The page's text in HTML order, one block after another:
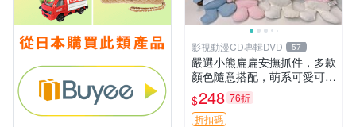
影視動漫CD專輯DVD 57
嚴選小熊扁扁安撫抓件，多款
顏色隨意搭配，萌系可愛可改
掛件 小熊安撫抓件 憶記 抓繩
孩童掛件
$248 76折
折扣碼